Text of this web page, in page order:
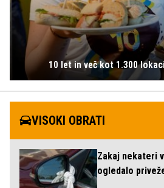
10 let in več kot 1.300
VISOKI OBRATI
Zakaj nekateri
ogledalo